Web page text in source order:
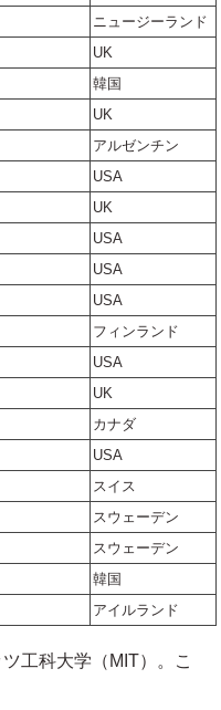
ニュージーランド
UK
韓国
UK
アルゼンチン
USA
UK
USA
USA
USA
フィンランド
USA
UK
カナダ
USA
スイス
スウェーデン
スウェーデン
韓国
アイルランド
工科大学（MIT）。こ